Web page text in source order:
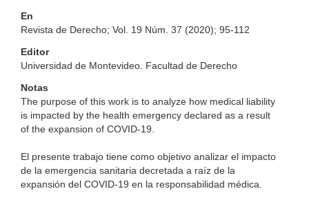
En
Revista de Derecho; Vol. 19 Núm. 37 (2020); 95-112
Editor
Universidad de Montevideo. Facultad de Derecho
Notas
The purpose of this work is to analyze how medical liability
is impacted by the health emergency declared as a result
of the expansion of COVID-19.
El presente trabajo tiene como objetivo analizar el impacto
de la emergencia sanitaria decretada a raíz de la
expansión del COVID-19 en la responsabilidad médica.